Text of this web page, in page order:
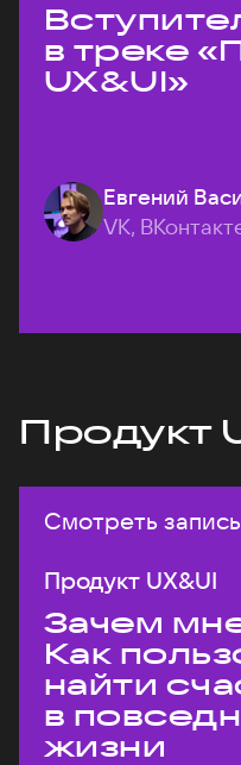
в треке
UX&UI»
Евгений
VK,
Продукт
Смотреть запись
Продукт UX&UI
Зачем
Как
найти
в
жизни